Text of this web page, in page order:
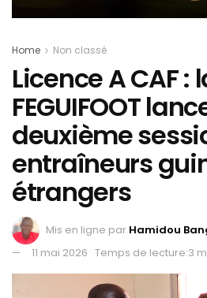
Home Non classé
Licence A CAF :
FEGUIFOOT
deuxième
entraîneurs
étrangers
Mis en ligne par Hamidou
11 mai 2026 Temps de lecture:3